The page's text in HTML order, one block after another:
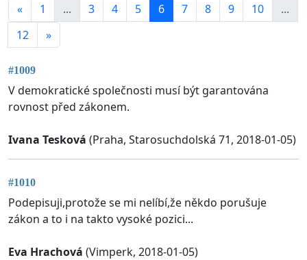
« 1 ... 3 4 5 6 7 8 9 10
...
12
»
#1009
V demokratické společnosti musí být garantována
rovnost před zákonem.
Ivana Tesková (Praha, Starosuchdolská 71, 2018-01-05)
#1010
Podepisuji,protože se mi nelíbí,že někdo porušuje
zákon a to i na takto vysoké pozici...
Eva Hrachová (Vimperk, 2018-01-05)